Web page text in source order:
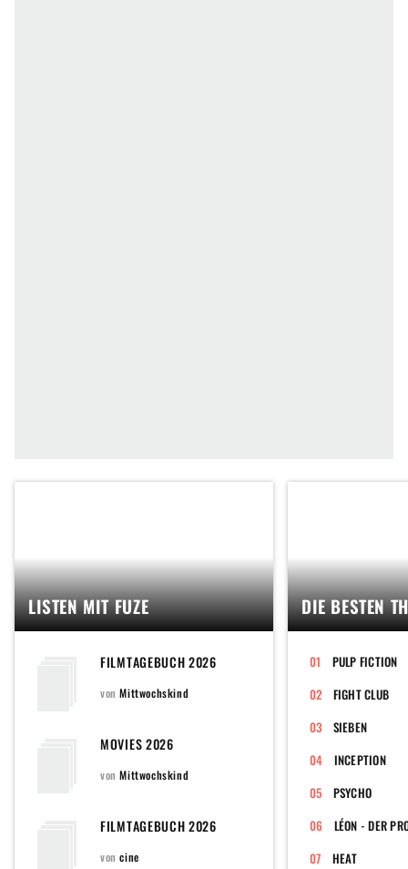
LISTEN MIT FUZE
FILMTAGEBUCH 2026
vonMittwochskind
MOVIES 2026
vonMittwochskind
FILMTAGEBUCH 2026
voncine
DIE BESTEN
PULP FICTION
FIGHT CLUB
SIEBEN
INCEPTION
PSYCHO
LÉON - DER
HEAT